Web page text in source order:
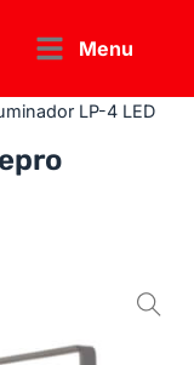
Menu
LP-4 LED